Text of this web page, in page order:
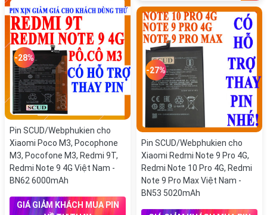
-28%
Pin SCUD/Webphukien cho
Xiaomi Poco M3, Pocophone
M3, Pocofone M3, Redmi 9T,
Redmi Note 9 4G Việt Nam -
BN62 6000mAh
GIÁ GIẢM KHÁCH MUA PIN
-27%
Pin SCUD/Webphukien cho
Xiaomi Redmi Note 9 Pro 4G,
Redmi Note 10 Pro 4G, Redmi
Note 9 Pro Max Việt Nam -
BN53 5020mAh